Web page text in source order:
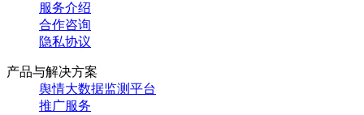
服务介绍
合作咨询
隐私协议
产品与解决方案
舆情大数据监测平台
推广服务